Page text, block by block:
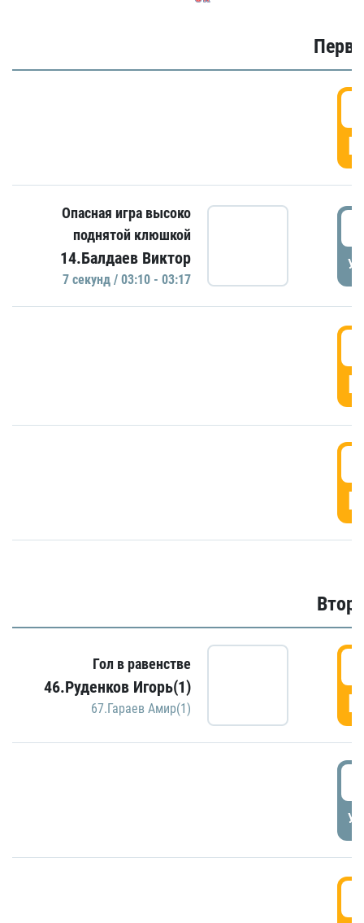
Опасная игра высоко
поднятой клюшкой
14.Балдаев Виктор
7 секунд / 03:10 - 03:17
Гол в равенстве
46.Руденков Игорь(1)
67.Гараев Амир(1)